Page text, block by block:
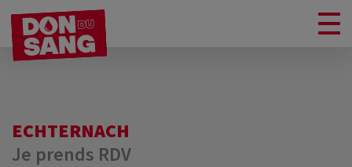
ECHTERNACH
Je prends RDV